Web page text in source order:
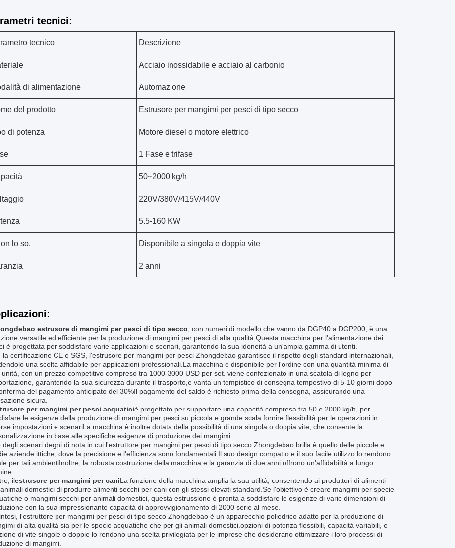
tecnici:
tecnico Descrizione
Acciaio inossidabile e acciaio al carbonio
di alimentazione Automazione
del prodotto Estrusore per mangimi per pesci di tipo secco
di potenza Motore diesel o motore elettrico
1 Fase e trifase
50~2000 kg/h
220V/380V/415V/440V
5.5-160 KW
lo so. Disponibile a singola e doppia vite
2 anni
estrusore di mangimi per pesci di tipo secco , con numeri di modello che vanno da DGP40 a DGP200, è una
versatile ed efficiente per la produzione di mangimi per pesci di alta qualità.Questa macchina per l'alimentazione dei
è progettata per soddisfare varie applicazioni e scenari, garantendo la sua idoneità a un'ampia gamma di utenti.
la certificazione CE e SGS, l'estrusore per mangimi per pesci Zhongdebao garantisce il rispetto degli standard internazionali,
una scelta affidabile per applicazioni professionali.La macchina è disponibile per l'ordine con una quantità minima di
unità, con un prezzo competitivo compreso tra 1000-3000 USD per set. viene confezionato in una scatola di legno per
garantendo la sua sicurezza durante il trasporto,e vanta un tempistico di consegna tempestivo di 5-10 giorni dopo
del pagamento anticipato del 30%Il pagamento del saldo è richiesto prima della consegna, assicurando una
sicura.
per mangimi per pesci acquaticiè progettato per supportare una capacità compresa tra 50 e 2000 kg/h, per
le esigenze della produzione di mangimi per pesci su piccola e grande scala.fornire flessibilità per le operazioni in
impostazioni e scenariLa macchina è inoltre dotata della possibilità di una singola o doppia vite, che consente la
in base alle specifiche esigenze di produzione dei mangimi.
degli scenari degni di nota in cui l'estruttore per mangimi per pesci di tipo secco Zhongdebao brilla è quello delle piccole e
aziende ittiche, dove la precisione e l'efficienza sono fondamentali.Il suo design compatto e il suo facile utilizzo lo rendono
per tali ambientiInoltre, la robusta costruzione della macchina e la garanzia di due anni offrono un'affidabilità a lungo
ilestrusore per mangimi per caniLa funzione della macchina amplia la sua utilità, consentendo ai produttori di alimenti
domestici di produrre alimenti secchi per cani con gli stessi elevati standard.Se l'obiettivo è creare mangimi per specie
o mangimi secchi per animali domestici, questa estrussione è pronta a soddisfare le esigenze di varie dimensioni di
con la sua impressionante capacità di approvvigionamento di 2000 serie al mese.
l'estruttore per mangimi per pesci di tipo secco Zhongdebao è un apparecchio poliedrico adatto per la produzione di
di alta qualità sia per le specie acquatiche che per gli animali domestici.opzioni di potenza flessibili, capacità variabili, e
di vite singole o doppie lo rendono una scelta privilegiata per le imprese che desiderano ottimizzare i loro processi di
di mangimi.